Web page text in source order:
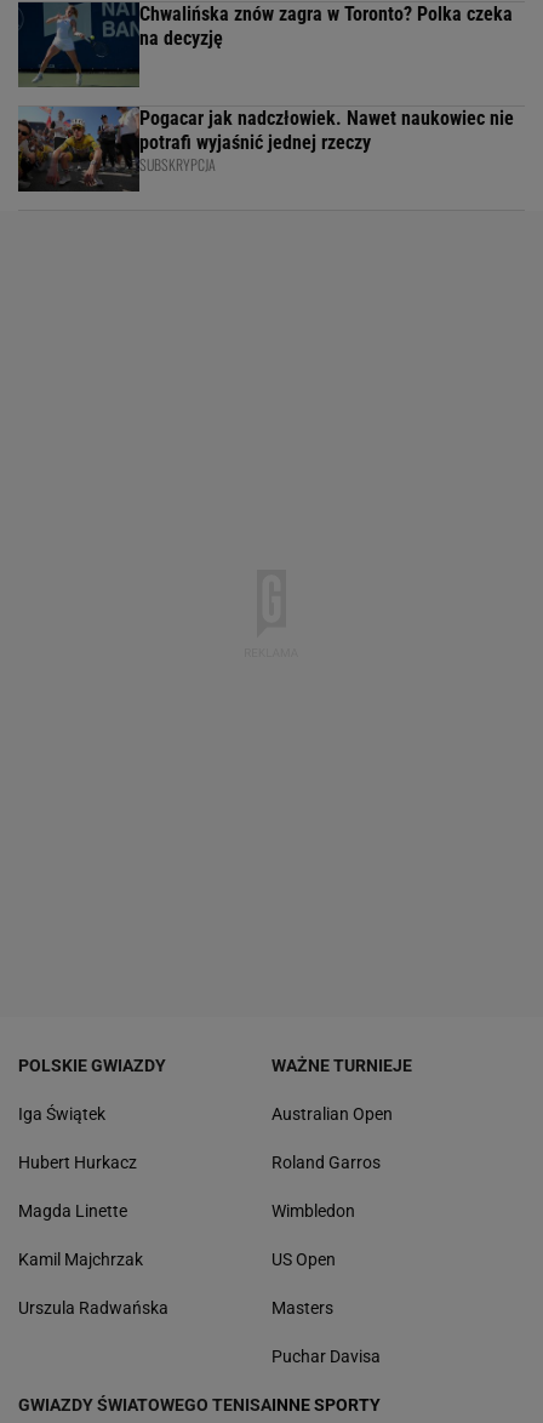
Chwalińska znów zagra w Toronto? Polka czeka
na decyzję
Pogacar jak nadczłowiek. Nawet naukowiec nie
potrafi wyjaśnić jednej rzeczy
SUBSKRYPCJA
POLSKIE GWIAZDY
Iga Świątek
Hubert Hurkacz
Magda Linette
Kamil Majchrzak
Urszula Radwańska
WAŻNE TURNIEJE
Australian Open
Roland Garros
Wimbledon
US Open
Masters
Puchar Davisa
GWIAZDY ŚWIATOWEGO TENISAINNE SPORTY